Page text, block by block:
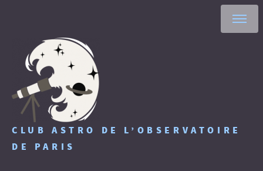
CLUB ASTRO DE L’OBSERVATOIRE
DE PARIS